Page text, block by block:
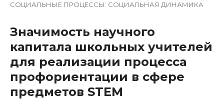
СОЦИАЛЬНЫЕ ПРОЦЕССЫ. СОЦИАЛЬНАЯ ДИНАМИКА
Значимость научного
капитала школьных учителей
для реализации процесса
профориентации в сфере
предметов STEM